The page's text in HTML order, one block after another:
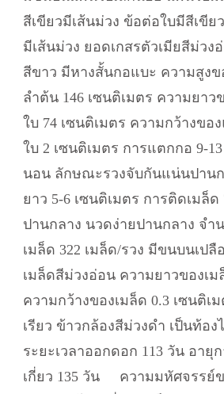
สีเขียวมีเส้นม่วง ข้อต่อใบมีสีเขีย
มีเส้นม่วง ยอดเกสรตัวเมียสีม่วง
สีขาว มีหางสั้นกอแบะ ความสูงข
ลำต้น 146 เซนติเมตร ความยาว
ใบ 74 เซนติเมตร ความกว้างขอ
ใบ 2 เซนติเมตร การแตกกอ 9-
นอน ลักษณะรวงจับกันแน่นปานก
ยาว 5-6 เซนติเมตร การติดเมล็ด
ปานกลาง นวดง่ายปานกลาง จำ
เมล็ด 322 เมล็ด/รวง มีขนบนเปลื
เมล็ดสีม่วงอ่อน ความยาวของเม
ความกว้างของเมล็ด 0.3 เซนติเ
เรียว ข้าวกล้องสีม่วงดำ เป็นท้อ
ระยะเวลาออกดอก 113 วัน อายุก
เกี่ยว 135 วัน ความมหัศจรรย์